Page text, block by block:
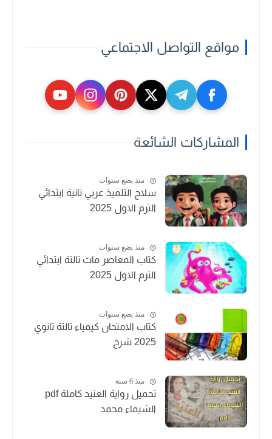
مواقع التواصل الاجتماعي
المشاركات الشائعة
منذ بضع سنوات
سلاح التلميذ عربي تانية ابتدائي
الترم الاول 2025
منذ بضع سنوات
كتاب المعاصر ماث تالتة ابتدائي
الترم الاول 2025
منذ بضع سنوات
كتاب الامتحان كيمياء تالتة ثانوي
2025 شرح
منذ 6 سنة
تحميل رواية العنيد كاملة pdf
الشيماء محمد